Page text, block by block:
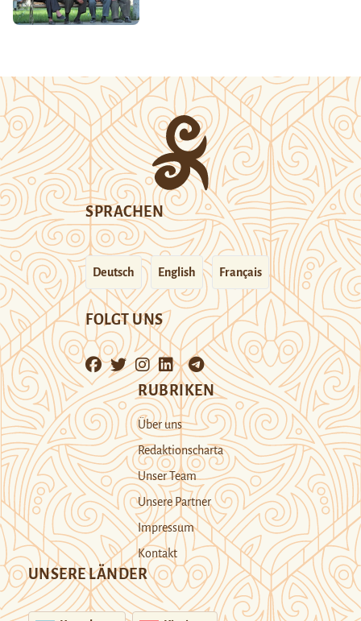
SPRACHEN
Deutsch English Français
FOLGT UNS
RUBRIKEN
Über uns
Redaktionscharta
Unser Team
Unsere Partner
Impressum
Kontakt
UNSERE LÄNDER